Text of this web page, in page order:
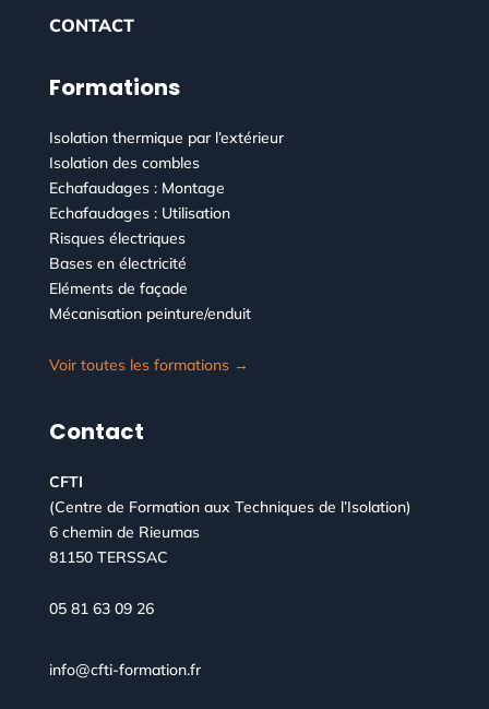
CONTACT
Formations
Isolation thermique par l’extérieur
Isolation des combles
Echafaudages : Montage
Echafaudages : Utilisation
Risques électriques
Bases en électricité
Eléments de façade
Mécanisation peinture/enduit
Voir toutes les formations →
Contact
CFTI
(Centre de Formation aux Techniques de l’Isolation)
6 chemin de Rieumas
81150 TERSSAC
05 81 63 09 26
info@cfti-formation.fr